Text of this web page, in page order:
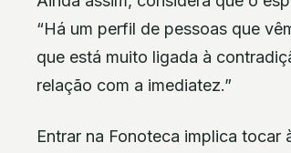
“Há um perfil de pessoas que
que está muito ligada à
relação com a imediatez.”
Entrar na Fonoteca implica